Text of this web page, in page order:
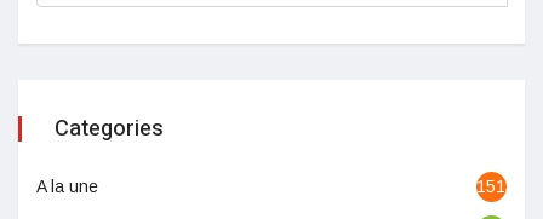
Categories
A la une 1513